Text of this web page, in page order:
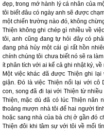
đẹp, trong mớ hành lý cá nhân của
tôi biết đâu có ngày anh sẽ được
một chiến trường nào đó, không
Thiện không ghi chép gì nhiều về
tôi, anh cũng đang tự hỏi đây có
đang phá hủy một cái gì rất hồn
chính chúng tôi chưa biết nó sẽ ra
ít phân tích với ai kể cả ghi nhật ký,
Một việc khác đã được Thiện ghi
giận. Đó là việc Thiện nối lại với cô
con, song đã đi lại với Thiện từ
Thiện, mặc dù đã có lúc Thiện năn
thoảng mượn nhà tôi để hai người
hoặc sang nhà của bà chị ở gần đó
Thiện đôi khi tâm sự với tôi về mối